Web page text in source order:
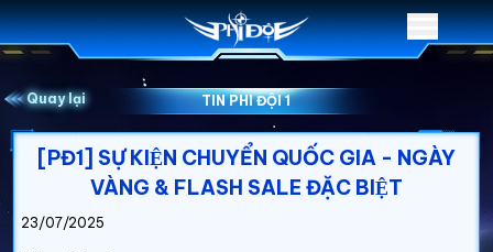
Quay lại TIN PHI ĐỘI 1
[PĐ1] SỰ KIỆN CHUYỂN QUỐC GIA - NGÀY
VÀNG & FLASH SALE ĐẶC BIỆT
23/07/2025